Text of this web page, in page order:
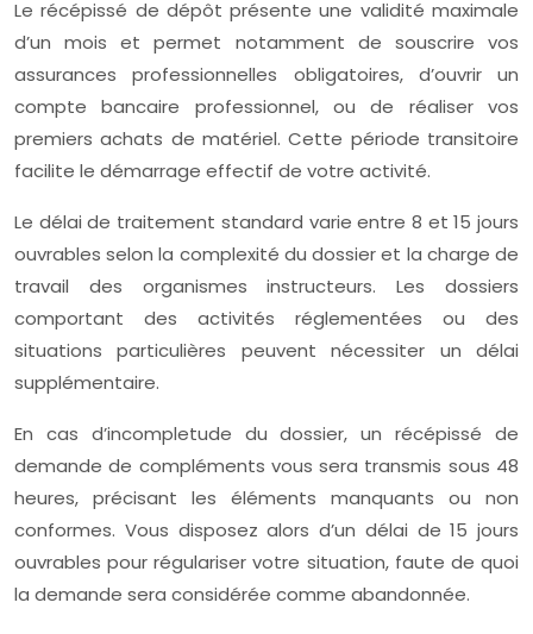
Le récépissé de dépôt présente une validité maximale
d’un mois et permet notamment de souscrire vos
assurances professionnelles obligatoires, d’ouvrir un
compte bancaire professionnel, ou de réaliser vos
premiers achats de matériel. Cette période transitoire
facilite le démarrage effectif de votre activité.
Le délai de traitement standard varie entre 8 et 15 jours
ouvrables selon la complexité du dossier et la charge de
travail des organismes instructeurs. Les dossiers
comportant des activités réglementées ou des
situations particulières peuvent nécessiter un délai
supplémentaire.
En cas d’incompletude du dossier, un récépissé de
demande de compléments vous sera transmis sous 48
heures, précisant les éléments manquants ou non
conformes. Vous disposez alors d’un délai de 15 jours
ouvrables pour régulariser votre situation, faute de quoi
la demande sera considérée comme abandonnée.